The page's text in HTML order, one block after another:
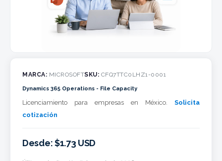
MARCA: MICROSOFTSKU: CFQ7TTC0LHZ1-0001
Dynamics 365 Operations - File Capacity
Licenciamiento para empresas en México. Solicita
cotización
Desde: $1.73 USD